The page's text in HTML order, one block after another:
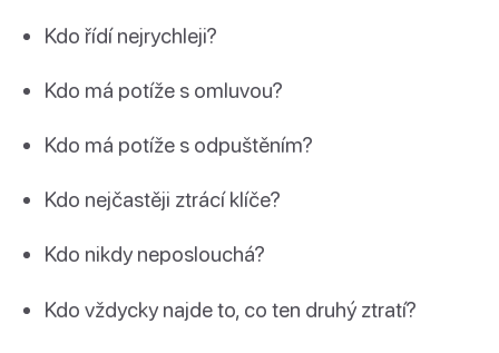
Kdo řídí nejrychleji?
Kdo má potíže s omluvou?
Kdo má potíže s odpuštěním?
Kdo nejčastěji ztrácí klíče?
Kdo nikdy neposlouchá?
Kdo vždycky najde to, co ten druhý ztratí?